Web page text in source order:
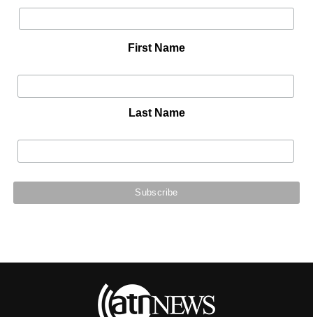
First Name
Last Name